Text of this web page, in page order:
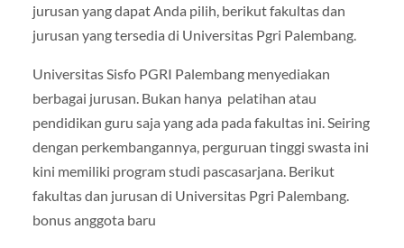
jurusan yang dapat Anda pilih, berikut fakultas dan
jurusan yang tersedia di Universitas Pgri Palembang.
Universitas Sisfo PGRI Palembang menyediakan
berbagai jurusan. Bukan hanya pelatihan atau
pendidikan guru saja yang ada pada fakultas ini. Seiring
dengan perkembangannya, perguruan tinggi swasta ini
kini memiliki program studi pascasarjana. Berikut
fakultas dan jurusan di Universitas Pgri Palembang.
bonus anggota baru